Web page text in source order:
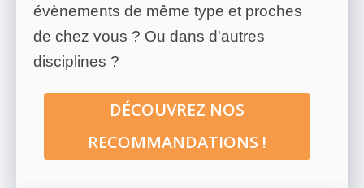
évènements de même type et proches
de chez vous ? Ou dans d'autres
disciplines ?
DÉCOUVREZ NOS
RECOMMANDATIONS !